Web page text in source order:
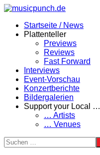
Zum
springenStartseite / News
Plattenteller
Previews
Reviews
Fast Forward
Interviews
Event-Vorschau
Konzertberichte
Bildergalerien
Support your Local …
… Artists
… Venues